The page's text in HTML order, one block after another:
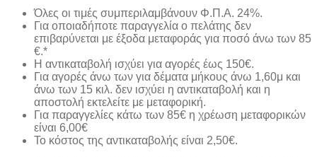
Όλες οι τιμές συμπεριλαμβάνουν Φ.Π.Α. 24%.
Για οποιαδήποτε παραγγελία ο πελάτης δεν
επιβαρύνεται με έξοδα μεταφοράς για ποσό άνω των 85
€.*
H αντικαταβολή ισχύει για αγορές έως 150€.
Για αγορές άνω των για δέματα μήκους άνω 1,60μ και
άνω των 15 κιλ. δεν ισχύει η αντικαταβολή και η
αποστολή εκτελείτε με μεταφορική.
Για παραγγελίες κάτω των 85€ η χρέωση μεταφορικών
είναι 6,00€
Το κόστος της αντικαταβολής είναι 2,50€.